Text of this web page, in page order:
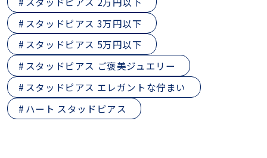
スタッドピアス 3万円以下
スタッドピアス 5万円以下
スタッドピアス ご褒美ジュエリー
スタッドピアス エレガントな佇まい
ハート スタッドピアス